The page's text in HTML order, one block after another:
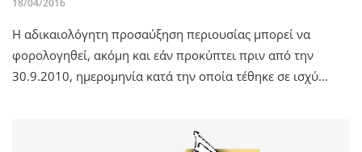
18/04/2016
Η αδικαιολόγητη προσαύξηση περιουσίας μπορεί να
φορολογηθεί, ακόμη και εάν προκύπτει πριν από την
30.9.2010, ημερομηνία κατά την οποία τέθηκε σε ισχύ…